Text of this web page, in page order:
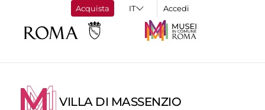
Acquista Accedi
VILLA DI MASSENZIO